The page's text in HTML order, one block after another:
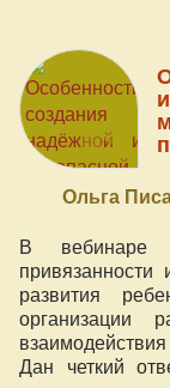
Ольга
В вебинаре
развития
организации
Дан четкий